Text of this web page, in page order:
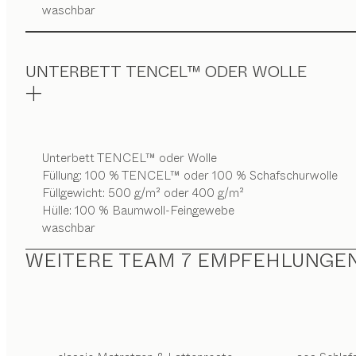
waschbar
UNTERBETT TENCEL™ ODER WOLLE
Unterbett TENCEL™ oder Wolle
Füllung: 100 % TENCEL™ oder 100 % Schafschurwolle
Füllgewicht: 500 g/m² oder 400 g/m²
Hülle: 100 % Baumwoll-Feingewebe
waschbar
WEITERE TEAM 7